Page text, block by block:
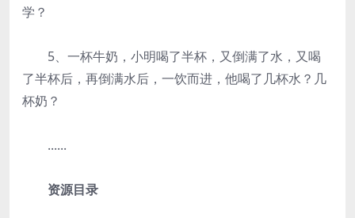
学？
5、一杯牛奶，小明喝了半杯，又倒满了水，又喝
了半杯后，再倒满水后，一饮而进，他喝了几杯水？几
杯奶？
......
资源目录